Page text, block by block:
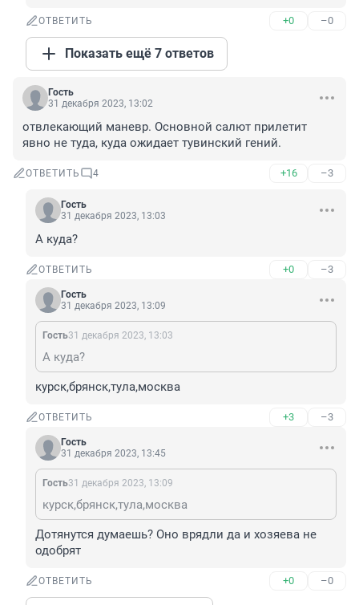
ОТВЕТИТЬ +0 –0
Показать ещё 7 ответов
Гость
31 декабря 2023, 13:02
отвлекающий маневр. Основной салют прилетит
явно не туда, куда ожидает тувинский гений.
ОТВЕТИТЬ 4 +16 –3
Гость
31 декабря 2023, 13:03
А куда?
ОТВЕТИТЬ +0 –3
Гость
31 декабря 2023, 13:09
Гость31 декабря 2023, 13:03
А куда?
курск,брянск,тула,москва
ОТВЕТИТЬ +3 –3
Гость
31 декабря 2023, 13:45
Гость31 декабря 2023, 13:09
курск,брянск,тула,москва
Дотянутся думаешь? Оно врядли да и хозяева не
одобрят
ОТВЕТИТЬ +0 –0